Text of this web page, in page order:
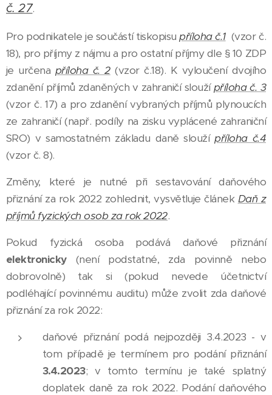
č. 27.
Pro podnikatele je součástí tiskopisupříloha č.1 (vzor č.
18), pro příjmy z nájmu a pro ostatní příjmy dle § 10 ZDP
je určena příloha č. 2(vzor č.18). K vyloučení dvojího
zdanění příjmů zdaněných v zahraničí sloužípříloha č. 3
(vzor č. 17) a pro zdanění vybraných příjmů plynoucích
ze zahraničí (např. podíly na zisku vyplácené zahraniční
SRO) v samostatném základu daně sloužípříloha č.4
(vzor č. 8).
Změny, které je nutné při sestavování daňového
přiznání za rok 2022 zohlednit, vysvětluje článek Daň z
příjmů fyzických osob za rok 2022.
Pokud fyzická osoba podává daňové přiznání
elektronicky (není podstatné, zda povinně nebo
dobrovolně) tak si (pokud nevede účetnictví
podléhající povinnému auditu) může zvolit zda daňové
přiznání za rok 2022:
daňové přiznání podá nejpozději 3.4.2023 - v
tom případě je termínem pro podání přiznání
3.4.2023; v tomto termínu je také splatný
doplatek daně za rok 2022. Podání daňového